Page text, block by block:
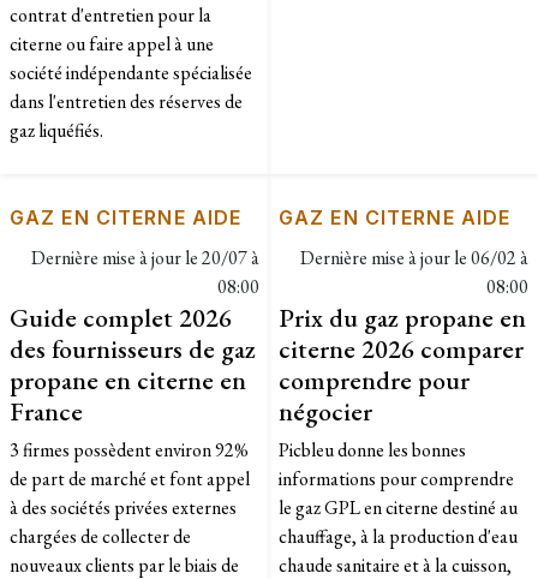
contrat d'entretien pour la
citerne ou faire appel à une
société indépendante spécialisée
dans l'entretien des réserves de
gaz liquéfiés.
GAZ EN CITERNE AIDE
Dernière mise à jour le20/07 à
08:00
Guide complet 2026
des fournisseurs de gaz
propane en citerne en
France
3 firmes possèdent environ 92%
de part de marché et font appel
à des sociétés privées externes
chargées de collecter de
nouveaux clients par le biais de
GAZ EN CITERNE AIDE
Dernière mise à jour le06/02 à
08:00
Prix du gaz propane en
citerne 2026 comparer
comprendre pour
négocier
Picbleu donne les bonnes
informations pour comprendre
le gaz GPL en citerne destiné au
chauffage, à la production d'eau
chaude sanitaire et à la cuisson,